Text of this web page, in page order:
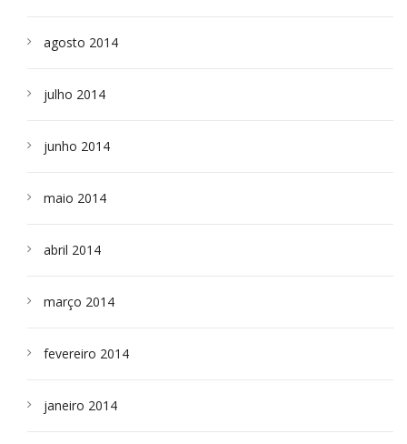
agosto 2014
julho 2014
junho 2014
maio 2014
abril 2014
março 2014
fevereiro 2014
janeiro 2014